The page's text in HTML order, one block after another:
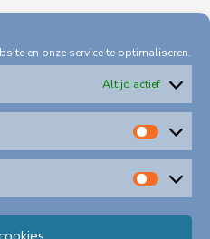
en onze service te optimaliseren.
Altijd actief
Alle